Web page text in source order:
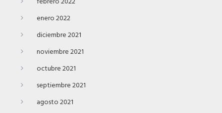
enero 2022
diciembre 2021
noviembre 2021
octubre 2021
septiembre 2021
agosto 2021